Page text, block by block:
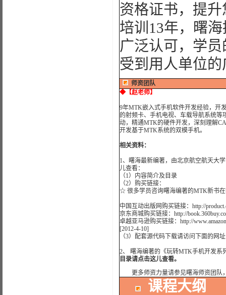
资格证书，提
培训13年，曙
广泛认可，学
受到用人单位
师资团队
◆【赵老师】
9年MTK嵌入式手机软件开发经验，开
的射频卡、手机电视、车载导航系统
动，精通MTK的硬件开发，深刻理解
开发基于MTK系统的双模手机。
相关资料：
1、曙海最新编著，由北京航空航天大
儿查看：
（1）
内容简介及目录
（2）购买链接：
☆ 很多学员咨询曙海编著的MTK新书
中国互动出版网购买链接： http://
京东商城购买链接： http://
卓越亚马逊购买链接： http://
[2012-4-10]
（3）配套源代码下载请访问下面的网
2、
曙海编著的《玩转MTK手机开发系
目录请点击这儿查看。
更多师资力量请参见曙海师资团队
课程大纲